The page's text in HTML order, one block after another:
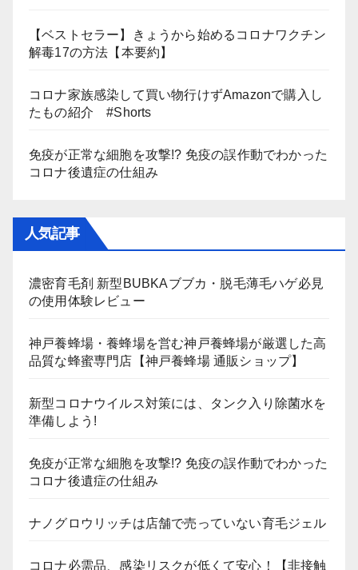
【ベストセラー】きょうから始めるコロナワクチン
解毒17の方法【本要約】
コロナ家族感染して買い物行けずAmazonで購入し
たもの紹介 #Shorts
免疫が正常な細胞を攻撃!? 免疫の誤作動でわかった
コロナ後遺症の仕組み
人気記事
濃密育毛剤 新型BUBKAブブカ・脱毛薄毛ハゲ必見
の使用体験レビュー
神戸養蜂場・養蜂場を営む神戸養蜂場が厳選した高
品質な蜂蜜専門店【神戸養蜂場 通販ショップ】
新型コロナウイルス対策には、タンク入り除菌水を
準備しよう!
免疫が正常な細胞を攻撃!? 免疫の誤作動でわかった
コロナ後遺症の仕組み
ナノグロウリッチは店舗で売っていない育毛ジェル
コロナ必需品、感染リスクが低くて安心！【非接触